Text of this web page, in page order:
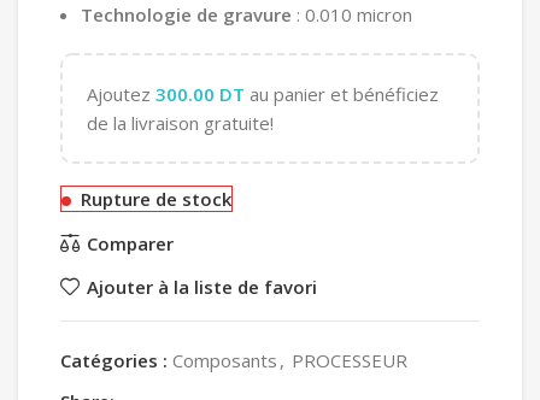
Technologie de gravure : 0.010 micron
Ajoutez 300.00 DT au panier et bénéficiez
de la livraison gratuite!
Rupture de stock
Comparer
Ajouter à la liste de favori
Catégories : Composants , PROCESSEUR